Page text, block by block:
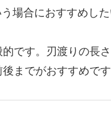
場合におすすめし
です。刃渡りの長
までがおすすめです